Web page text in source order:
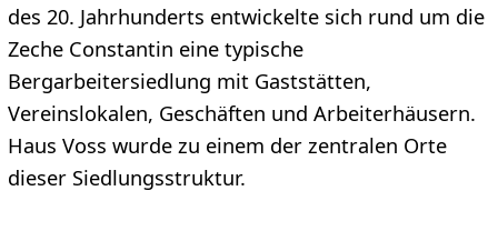
des 20. Jahrhunderts entwickelte sich rund um die
Zeche Constantin eine typische
Bergarbeitersiedlung mit Gaststätten,
Vereinslokalen, Geschäften und Arbeiterhäusern.
Haus Voss wurde zu einem der zentralen Orte
dieser Siedlungsstruktur.